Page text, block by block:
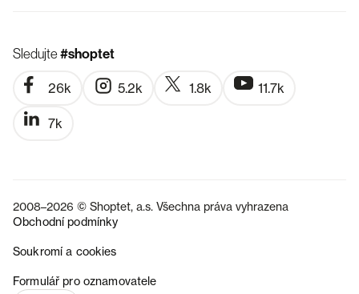
Sledujte#shoptet
26k 5.2k 1.8k 11.7k
7k
2008–2026 © Shoptet, a.s. Všechna práva vyhrazena
Obchodní podmínky
Soukromí a cookies
Formulář pro oznamovatele